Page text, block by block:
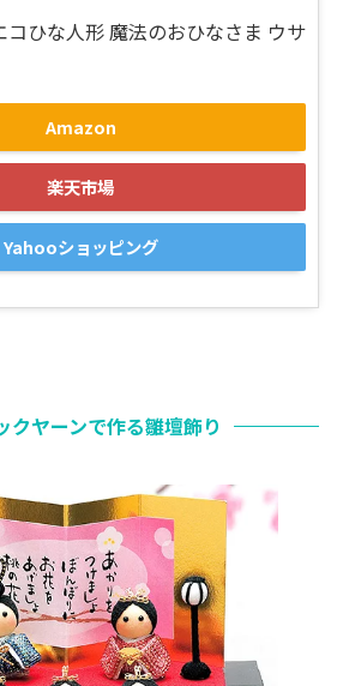
コひな人形 魔法のおひなさま ウサ
Amazon
楽天市場
Yahooショッピング
クヤーンで作る雛壇飾り